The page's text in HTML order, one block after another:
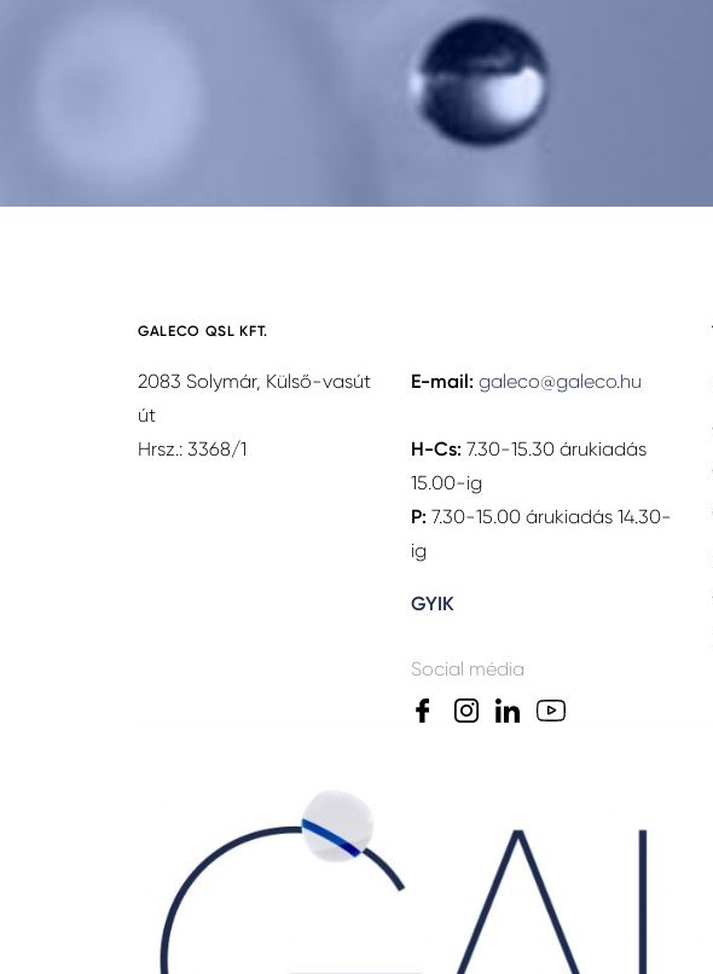
GALECO QSL KFT.
2083 Solymár, Külső-vasút
út
Hrsz.: 3368/1
E-mail: galeco@galeco.hu
H-Cs: 7.30-15.30 árukiadás
15.00-ig
P: 7.30-15.00 árukiadás 14.30-
ig
GYIK
Social média